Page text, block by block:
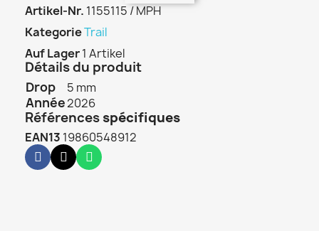
Artikel-Nr. 1155115 / MPH
KategorieTrail
Auf Lager1 Artikel
Détails du produit
Drop 5 mm
Année2026
Références spécifiques
EAN13 19860548912